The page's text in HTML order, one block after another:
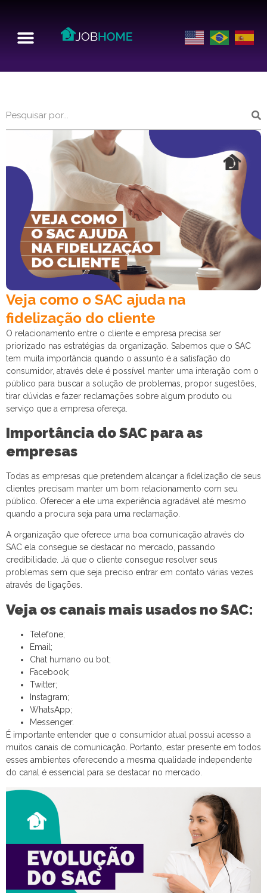
Veja como o SAC ajuda na
fidelização do cliente
O relacionamento entre o cliente e empresa precisa ser
priorizado nas estratégias da organização. Sabemos que o SAC
tem muita importância quando o assunto é a satisfação do
consumidor, através dele é possível manter uma interação com o
público para buscar a solução de problemas, propor sugestões,
tirar dúvidas e fazer reclamações sobre algum produto ou
serviço que a empresa ofereça.
Importância do SAC para as
empresas
Todas as empresas que pretendem alcançar a fidelização de seus
clientes precisam manter um bom relacionamento com seu
público. Oferecer a ele uma experiência agradável até mesmo
quando a procura seja para uma reclamação.
A organização que oferece uma boa comunicação através do
SAC ela consegue se destacar no mercado, passando
credibilidade. Já que o cliente consegue resolver seus
problemas sem que seja preciso entrar em contato várias vezes
através de ligações.
Veja os canais mais usados no SAC:
Telefone;
Email;
Chat humano ou bot;
Facebook;
Twitter;
Instagram;
WhatsApp;
Messenger.
É importante entender que o consumidor atual possui acesso a
muitos canais de comunicação. Portanto, estar presente em todos
esses ambientes oferecendo a mesma qualidade independente
do canal é essencial para se destacar no mercado.